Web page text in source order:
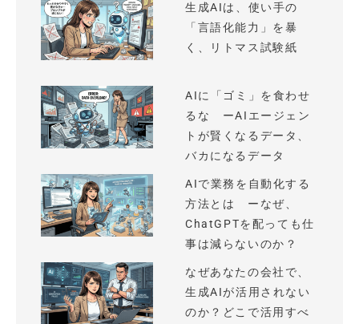
生成AIは、使い手の
「言語化能力」を暴
く、リトマス試験紙
AIに「ゴミ」を食わせ
るな ーAIエージェン
トが賢くなるデータ、
バカになるデータ
AIで業務を自動化する
方法とは ーなぜ、
ChatGPTを配っても仕
事は減らないのか？
なぜあなたの会社で、
生成AIが活用されない
のか？どこで活用すべ